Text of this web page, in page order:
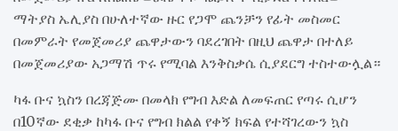
ማትያስ ኤሊያስ በሁለተኛው ዙር የጋሞ ጨንቻን የፊት መስመር
በመምራት የመጀመሪያ ጨዋታውን ባደረገበት በዚህ ጨዋታ በተለይ
በመጀመሪያው አጋማሽ ጥሩ የሚባል እንቅስቃሴ ሲያደርግ ተስተውሏል።
ካፋ ቡና ኳስን በረጃጅሙ በመላክ የግብ እድል ለመፍጠር የጣሩ ሲሆን
በ10ኛው ደቂቃ ከካፋ ቡና የግብ ክልል የቀኝ ክፍል የተሻገረውን ኳስ